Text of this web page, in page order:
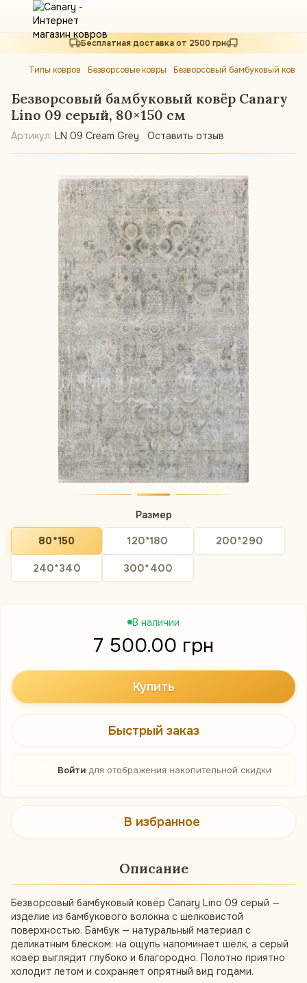
Бесплатная доставка от 2500 грн
Типы ковров Безворсовые ковры Безворсовый бамбуковый
Безворсовый бамбуковый ковёр Canary
Lino 09 серый, 80×150 см
Артикул: LN 09 Cream Grey Оставить отзыв
Размер
80*150 120*180
200*290
240*340
300*400
В наличии
7 500.00 грн
Купить
Быстрый заказ
Войти для отображения накопительной скидки
В избранное
Описание
Безворсовый бамбуковый ковёр Canary Lino 09 серый —
изделие из бамбукового волокна с шелковистой
поверхностью. Бамбук — натуральный материал с
деликатным блеском: на ощупь напоминает шёлк, а серый
ковёр выглядит глубоко и благородно. Полотно приятно
холодит летом и сохраняет опрятный вид годами.